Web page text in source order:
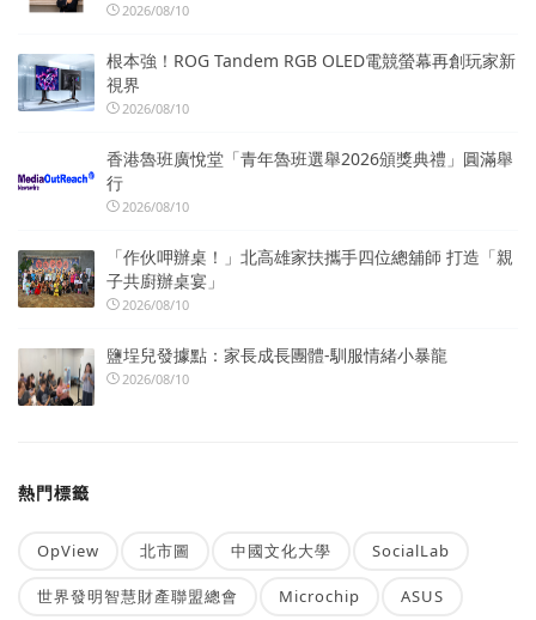
2026/08/10
根本強！ROG Tandem RGB OLED電競螢幕再創玩家新
視界
2026/08/10
香港魯班廣悅堂「青年魯班選舉2026頒獎典禮」圓滿舉
行
2026/08/10
「作伙呷辦桌！」北高雄家扶攜手四位總舖師 打造「親
子共廚辦桌宴」
2026/08/10
鹽埕兒發據點：家長成長團體-馴服情緒小暴龍
2026/08/10
熱門標籤
OpView 北市圖 中國文化大學 SocialLab
世界發明智慧財產聯盟總會 Microchip ASUS